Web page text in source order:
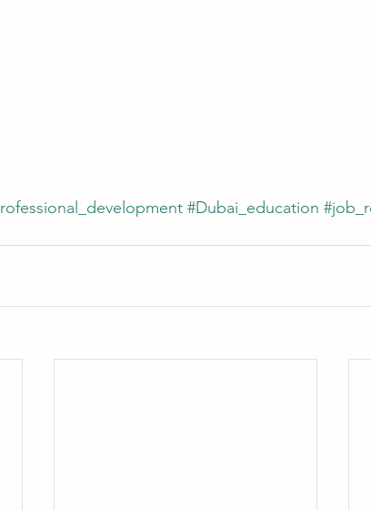
#Dubai_education